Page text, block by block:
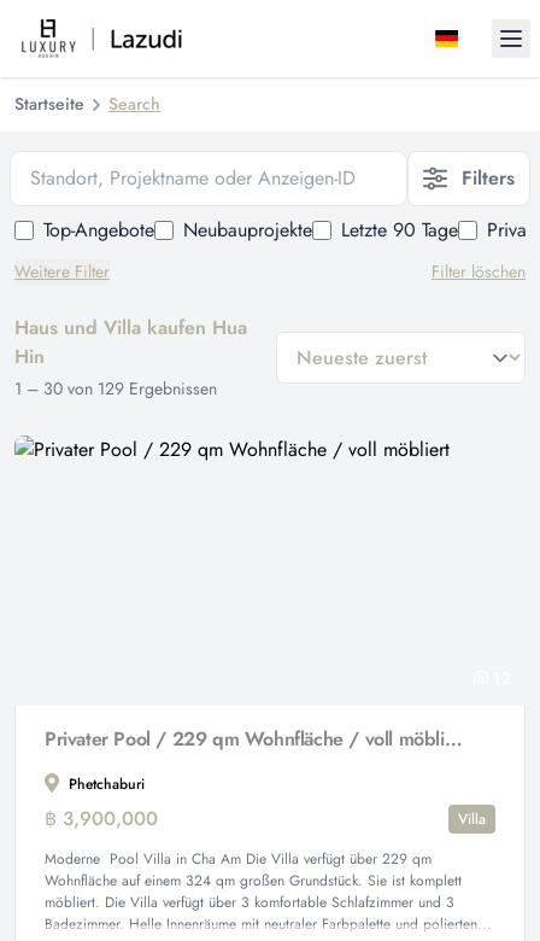
Startseite Search
Standort, Projektname oder Anzeigen-ID
Filters
Top-Angebote
Neubauprojekte Letzte 90 Tage
Weitere Filter Filter löschen
Haus und Villa kaufen Hua
Hin
1 – 30 von 129 Ergebnissen
general.sort-by
Privater Pool / 229 qm Wohnfläche / voll möbliert
Phetchaburi
฿ 3,900,000
Villa
Moderne Pool Villa in Cha Am Die Villa verfügt über 229 qm
Wohnfläche auf einem 324 qm großen Grundstück. Sie ist komplett
möbliert. Die Villa verfügt über 3 komfortable Schlafzimmer und 3
Badezimmer. Helle Innenräume mit neutraler Farbpalette und polierten...